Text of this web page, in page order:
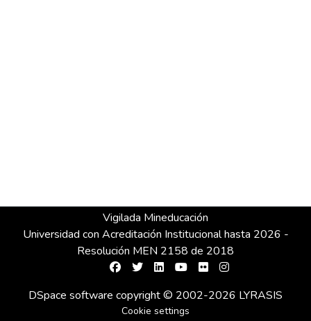
Vigilada Mineducación
Universidad con Acreditación Institucional hasta 2026 -
Resolución MEN 2158 de 2018
DSpace software copyright © 2002-2026 LYRASIS
Cookie settings